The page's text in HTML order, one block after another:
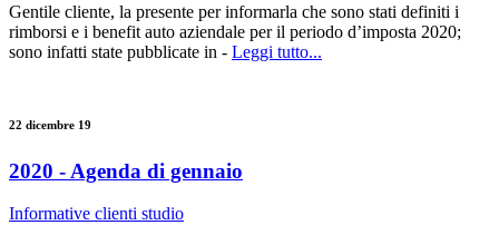
Gentile cliente, la presente per informarla che sono stati definiti i
rimborsi e i benefit auto aziendale per il periodo d’imposta 2020;
sono infatti state pubblicate in - Leggi tutto...
22 dicembre 19
2020 - Agenda di gennaio
Informative clienti studio